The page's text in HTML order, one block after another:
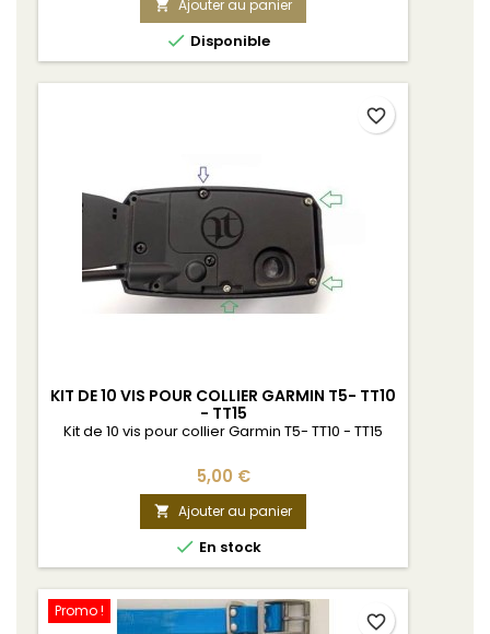
 Ajouter au panier
 Disponible
KIT DE 10 VIS POUR COLLIER GARMIN T5- TT10
- TT15
Kit de 10 vis pour collier Garmin T5- TT10 - TT15
5,00 €
 Ajouter au panier
 En stock
favorite_border
Promo !
favorite_border